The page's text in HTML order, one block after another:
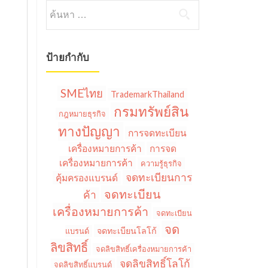
สำหรับ:
ป้ายกำกับ
SMEไทย TrademarkThailand
กฎหมายธุรกิจ
กรมทรัพย์สิน
ทางปัญญา
การจดทะเบียน
เครื่องหมายการค้า
การจด
เครื่องหมายการค้า
ความรู้ธุรกิจ
คุ้มครองแบรนด์
จดทะเบียนการ
ค้า
จดทะเบียน
เครื่องหมายการค้า
จดทะเบียน
แบรนด์
จดทะเบียนโลโก้
จด
ลิขสิทธิ์
จดลิขสิทธิ์เครื่องหมายการค้า
จดลิขสิทธิ์แบรนด์
จดลิขสิทธิ์โลโก้